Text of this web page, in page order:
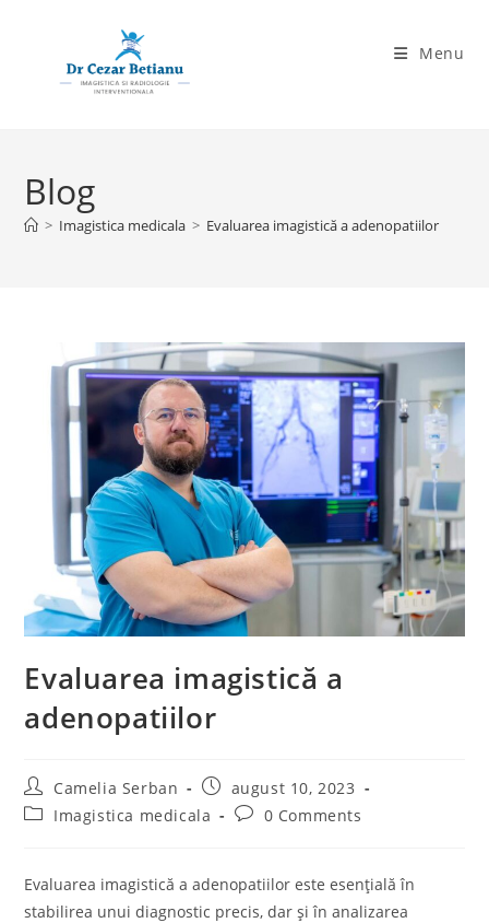
Menu
Blog
> Imagistica medicala > Evaluarea imagistică a adenopatiilor
Evaluarea imagistică a
adenopatiilor
Post
author:
Camelia Serban
Post
published:
august 10, 2023
PostImagistica medicala
Post0 Comments
Evaluarea imagistică a adenopatiilor este esențială în
stabilirea unui diagnostic precis, dar și în analizarea